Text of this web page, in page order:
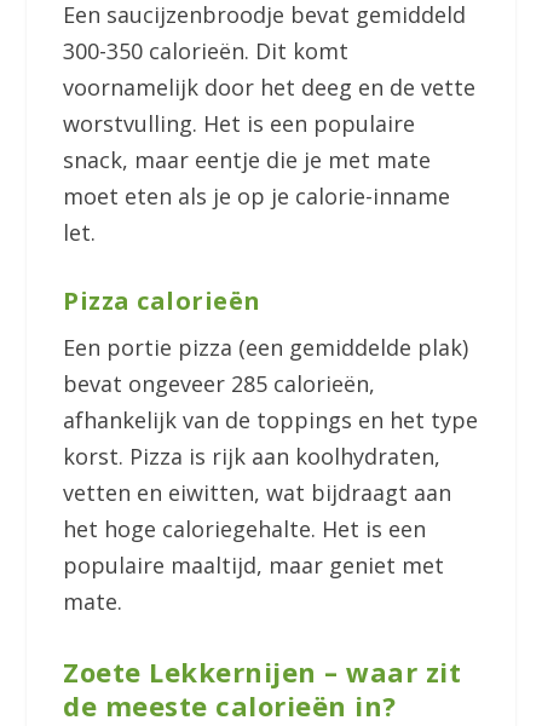
Een saucijzenbroodje bevat gemiddeld
300-350 calorieën. Dit komt
voornamelijk door het deeg en de vette
worstvulling. Het is een populaire
snack, maar eentje die je met mate
moet eten als je op je calorie-inname
let.
Pizza calorieën
Een portie pizza (een gemiddelde plak)
bevat ongeveer 285 calorieën,
afhankelijk van de toppings en het type
korst. Pizza is rijk aan koolhydraten,
vetten en eiwitten, wat bijdraagt aan
het hoge caloriegehalte. Het is een
populaire maaltijd, maar geniet met
mate.
Zoete Lekkernijen – waar zit
de meeste calorieën in?